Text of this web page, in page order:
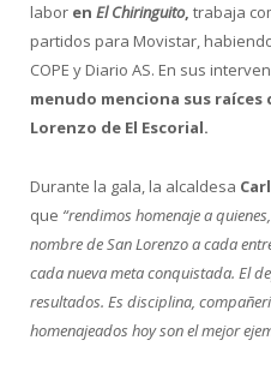
labor en El Chiringuito, trabaja
partidos para Movistar,
COPE y Diario AS. En sus
menudo menciona sus
Lorenzo de El Escorial.
Durante la gala, la alcaldesa
que “rendimos homenaje a
nombre de San Lorenzo a cada
cada nueva meta conquistada. El
resultados. Es disciplina,
homenajeados hoy son el mejor